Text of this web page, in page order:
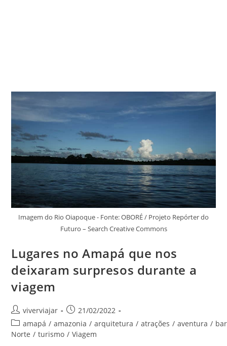
Imagem do Rio Oiapoque - Fonte: OBORÉ / Projeto Repórter do
Futuro – Search Creative Commons
Lugares no Amapá que nos
deixaram surpresos durante a
viagem
Autor
do
post:
viverviajar
Post
publicado:
21/02/2022
Categoria
do
amapá / amazonia / arquitetura / atrações / aventura /
Norte / turismo / Viagem